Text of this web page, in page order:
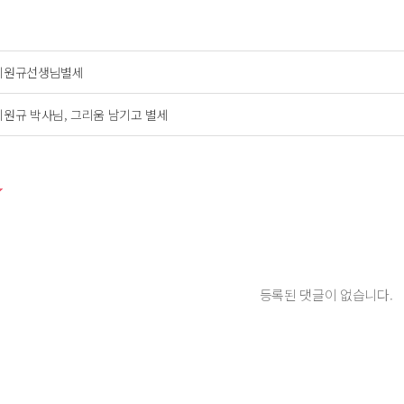
원규선생님별세
원규 박사님, 그리움 남기고 별세
등록된 댓글이 없습니다.